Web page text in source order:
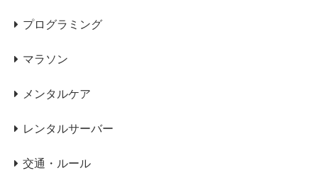
プログラミング
マラソン
メンタルケア
レンタルサーバー
交通・ルール